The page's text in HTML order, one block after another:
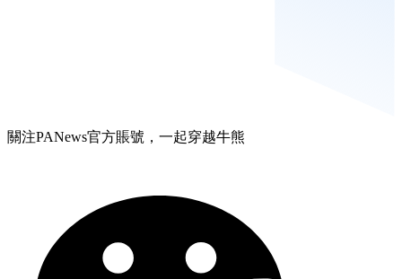
關注PANews官方賬號，一起穿越牛熊